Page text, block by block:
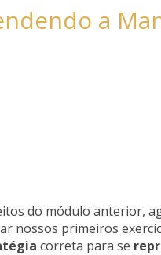
a
do módulo anterior,
nossos primeiros
correta para se